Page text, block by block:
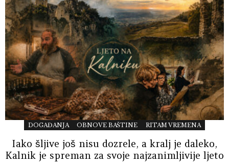
DOGAĐANJA OBNOVE BAŠTINE RITAM VREMENA
Iako šljive još nisu dozrele, a kralj je daleko,
Kalnik je spreman za svoje najzanimljivije ljeto